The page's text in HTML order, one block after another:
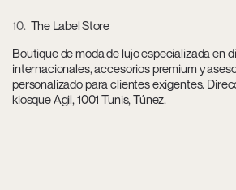
10 The Label Store
Boutique de moda de lujo especializada en
internacionales, accesorios premium y
personalizado para clientes exigentes.
kiosque Agil, 1001 Tunis, Túnez.